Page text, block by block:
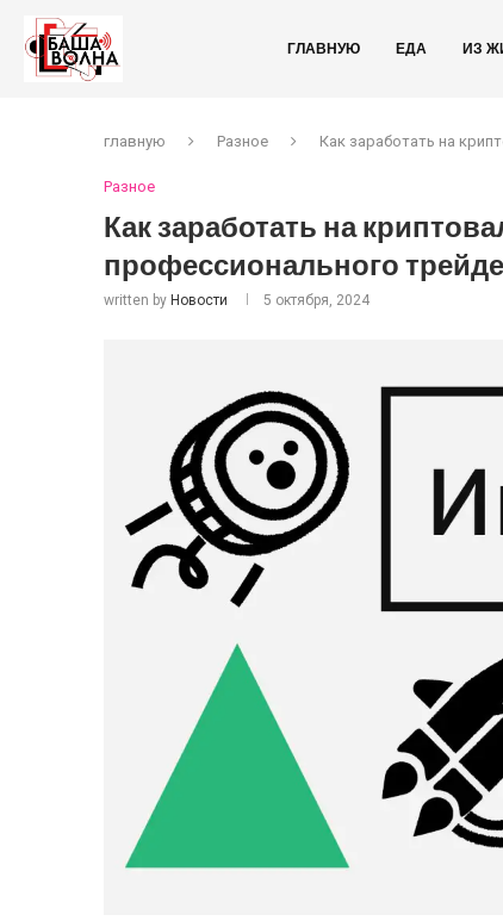
ГЛАВНУЮ ЕДА ИЗ
главную Разное Как заработать на
Разное
Как заработать на
профессионального
written by Новости 5 октября, 2024